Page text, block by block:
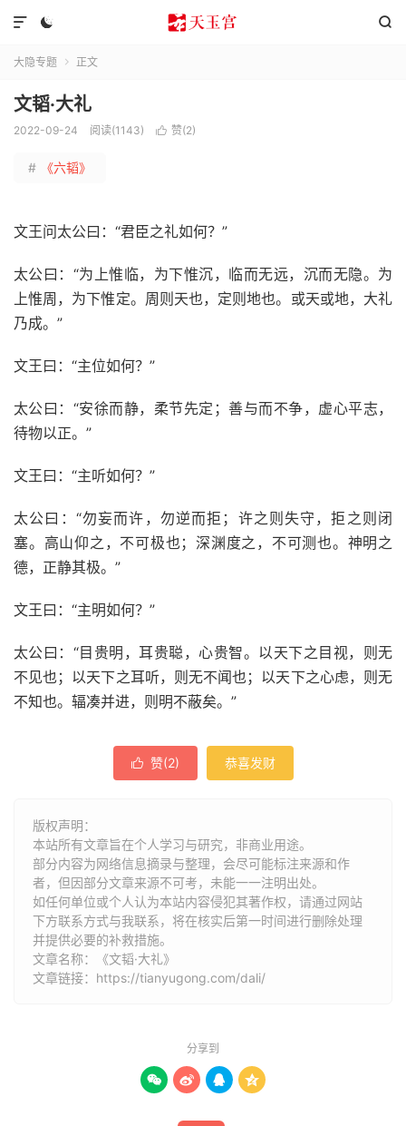
 

大隐专题  正文
文韬·大礼
2022-09-24 阅读(1143)  赞(2)
# 《六韬》
文王问太公曰：“君臣之礼如何？”
太公曰：“为上惟临，为下惟沉，临而无远，沉而无隐。为
上惟周，为下惟定。周则天也，定则地也。或天或地，大礼
乃成。”
文王曰：“主位如何？”
太公曰：“安徐而静，柔节先定；善与而不争，虚心平志，
待物以正。”
文王曰：“主听如何？”
太公曰：“勿妄而许，勿逆而拒；许之则失守，拒之则闭
塞。高山仰之，不可极也；深渊度之，不可测也。神明之
德，正静其极。”
文王曰：“主明如何？”
太公曰：“目贵明，耳贵聪，心贵智。以天下之目视，则无
不见也；以天下之耳听，则无不闻也；以天下之心虑，则无
不知也。辐凑并进，则明不蔽矣。”
 赞(2) 恭喜发财
版权声明：
本站所有文章旨在个人学习与研究，非商业用途。
部分内容为网络信息摘录与整理，会尽可能标注来源和作
者，但因部分文章来源不可考，未能一一注明出处。
如任何单位或个人认为本站内容侵犯其著作权，请通过网站
下方联系方式与我联系​​，将在核实后第一时间进行删除处理
并提供必要的补救措施。
文章名称：《文韬·大礼》
文章链接： https://tianyugong.com/dali/
分享到
   